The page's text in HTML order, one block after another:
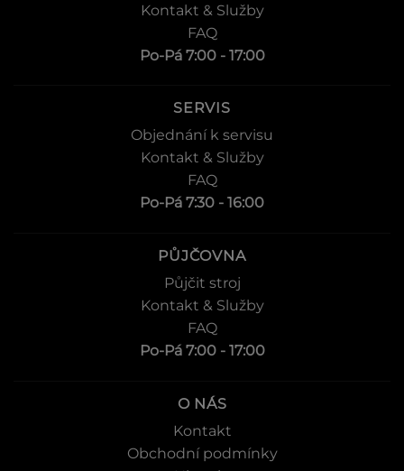
Kontakt & Služby
FAQ
Po-Pá 7:00 - 17:00
SERVIS
Objednání k servisu
Kontakt & Služby
FAQ
Po-Pá 7:30 - 16:00
PŮJČOVNA
Půjčit stroj
Kontakt & Služby
FAQ
Po-Pá 7:00 - 17:00
O NÁS
Kontakt
Obchodní podmínky